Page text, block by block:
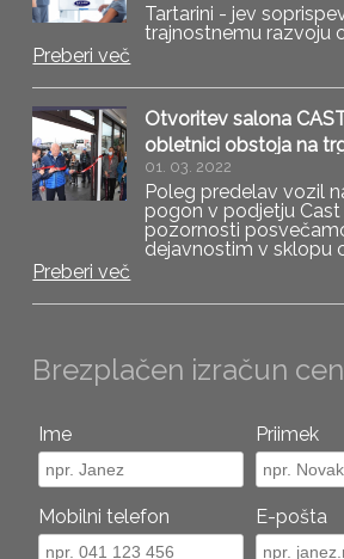
Tartarini - jev
trajnostnemu razvoju
Preberi več
Otvoritev salona
obletnici obstoja na
01. 03. 2022
Poleg predelav vozil
pogon v podjetju Cast
pozornosti
dejavnostim v sklopu
Preberi več
Brezplačen izračun
Ime Priimek
Mobilni telefon E-pošta